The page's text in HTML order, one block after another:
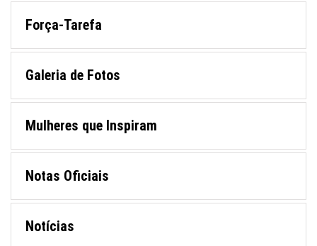
Força-Tarefa
Galeria de Fotos
Mulheres que Inspiram
Notas Oficiais
Notícias